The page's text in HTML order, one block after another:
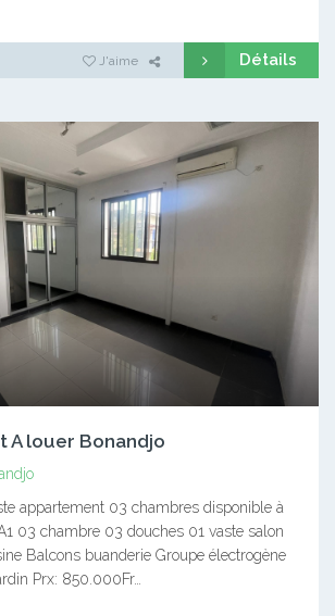
J'aime Détails
A louer Bonandjo
appartement 03 chambres disponible à
03 chambre 03 douches 01 vaste salon
Balcons buanderie Groupe électrogène
Prx: 850.000Fr…